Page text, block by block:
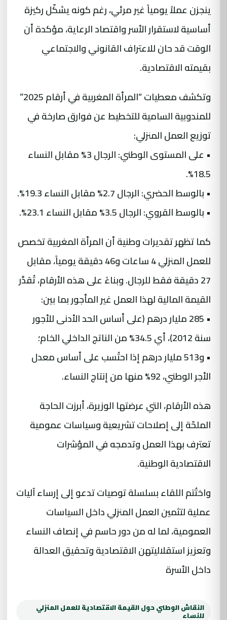
ينجزن عملاً يومياً غير مرئي، رغم كونه يشكّل ركيزة
أساسية لاستقرار الأسر واقتصاد الرعاية، مؤكدة أن
الوقت قد حان للاعتراف القانوني والاجتماعي
بقيمته الاقتصادية.
وتكشف معطيات “المرأة المغربية في أرقام 2025”
للمندوبية السامية للتخطيط عن فوارق صارخة في
توزيع العمل المنزلي:
• على المستوى الوطني: الرجال 3% مقابل النساء
18.5%.
• بالوسط الحضري: الرجال 2.7% مقابل النساء 19.3%.
• بالوسط القروي: الرجال 3.5% مقابل النساء 23.1%.
كما تظهر تقديرات وطنية أن المرأة المغربية تخصص
للعمل المنزلي 4 ساعات و46 دقيقة يومياً، مقابل
27 دقيقة فقط للرجال. وبناءً على هذه الأرقام، تُقدَّر
القيمة المالية لهذا العمل غير المأجور بما بين:
• 285 مليار درهم (على أساس الحد الأدنى للأجور
سنة 2012)، أي 34.5% من الناتج الداخلي الخام؛
• و513 مليار درهم إذا احتُسب على أساس معدل
الأجر الوطني، 92% منها من إنتاج النساء.
هذه الأرقام، التي عرضتها الوزيرة، أبرزت الحاجة
الملحّة إلى إصلاحات تشريعية وسياسات عمومية
تعترف بهذا العمل وتدمجه في المؤشرات
الاقتصادية الوطنية.
واختُتم اللقاء بسلسلة توصيات تدعو إلى إرساء آليات
عملية لتثمين العمل المنزلي داخل السياسات
العمومية، لما له من دور حاسم في إنصاف النساء
وتعزيز استقلاليتهن الاقتصادية وتحقيق العدالة
داخل الأسرة
النقاش الوطني حول القيمة الاقتصادية للعمل المنزلي
للنساء